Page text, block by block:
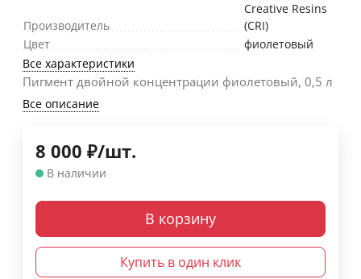
Производитель
Creative Resins
(CRI)
Цвет
фиолетовый
Все характеристики
Пигмент двойной концентрации фиолетовый, 0,5 л
Все описание
8 000 ₽/шт.
В наличии
В корзину
Купить в один клик